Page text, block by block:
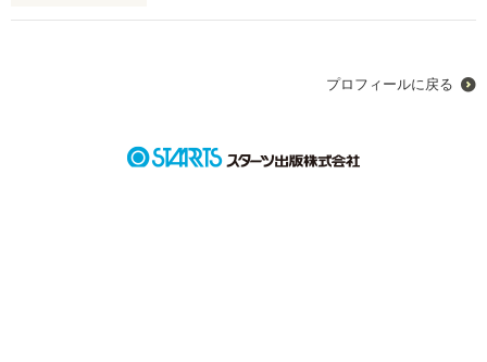
プロフィールに戻る